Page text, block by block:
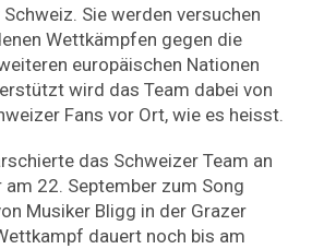
Sie werden versuchen
Wettkämpfen gegen die
europäischen Nationen
wird das Team dabei von
Fans vor Ort, wie es heisst.
das Schweizer Team an
22. September zum Song
Musiker Bligg in der Grazer
dauert noch bis am